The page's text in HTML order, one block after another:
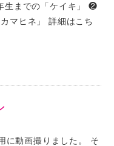
までの「ケイキ」 ❷
マヒネ」 詳細はこち
に動画撮りました。 そ